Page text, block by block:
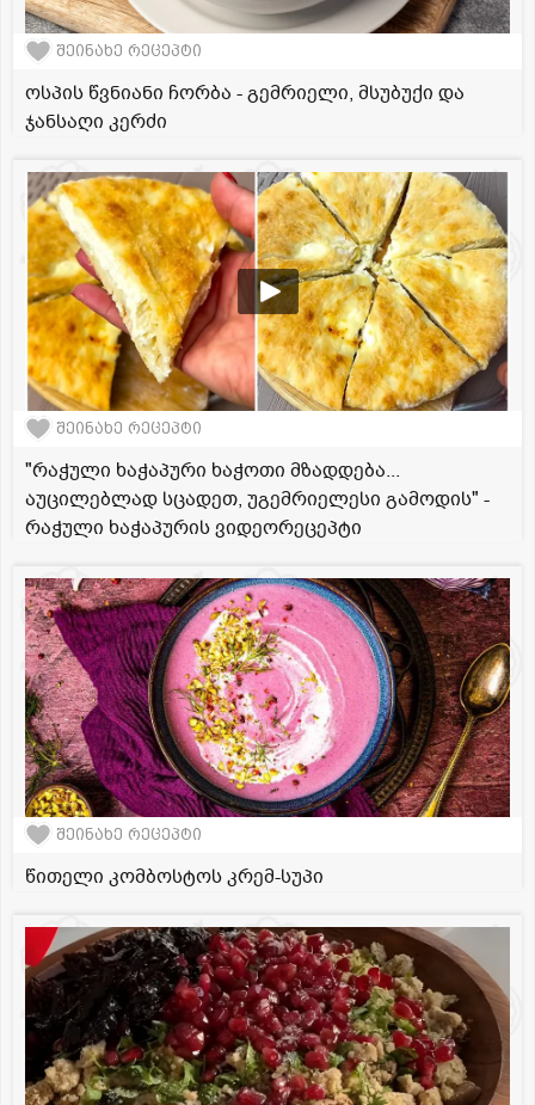
შეინახე რეცეპტი
ოსპის წვნიანი ჩორბა - გემრიელი, მსუბუქი და
ჯანსაღი კერძი
შეინახე რეცეპტი
"რაჭული ხაჭაპური ხაჭოთი მზადდება...
აუცილებლად სცადეთ, უგემრიელესი გამოდის" -
რაჭული ხაჭაპურის ვიდეორეცეპტი
შეინახე რეცეპტი
წითელი კომბოსტოს კრემ-სუპი